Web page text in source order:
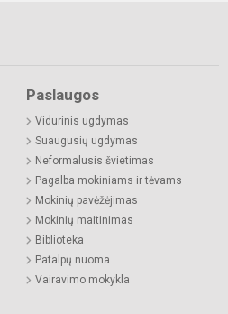
Paslaugos
Vidurinis ugdymas
Suaugusių ugdymas
Neformalusis švietimas
Pagalba mokiniams ir tėvams
Mokinių pavėžėjimas
Mokinių maitinimas
Biblioteka
Patalpų nuoma
Vairavimo mokykla